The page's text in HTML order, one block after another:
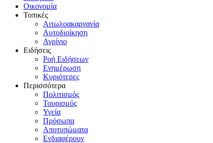
Οικονομία
Τοπικές
Αιτωλοακαρνανία
Αυτοδιοίκηση
Αγρίνιο
Ειδήσεις
Ροή Ειδήσεων
Ενημέρωση
Κυριότερες
Περισσότερα
Πολιτισμός
Τουρισμός
Υγεία
Πρόσωπα
Αποτυπώματα
Ενδιαφέρουν